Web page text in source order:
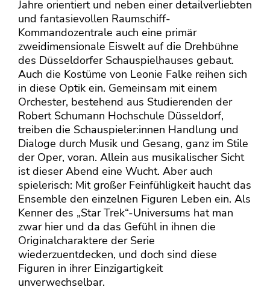
Jahre orientiert und neben einer detailverliebten
und fantasievollen Raumschiff-
Kommandozentrale auch eine primär
zweidimensionale Eiswelt auf die Drehbühne
des Düsseldorfer Schauspielhauses gebaut.
Auch die Kostüme von Leonie Falke reihen sich
in diese Optik ein. Gemeinsam mit einem
Orchester, bestehend aus Studierenden der
Robert Schumann Hochschule Düsseldorf,
treiben die Schauspieler:innen Handlung und
Dialoge durch Musik und Gesang, ganz im Stile
der Oper, voran. Allein aus musikalischer Sicht
ist dieser Abend eine Wucht. Aber auch
spielerisch: Mit großer Feinfühligkeit haucht das
Ensemble den einzelnen Figuren Leben ein. Als
Kenner des „Star Trek“-Universums hat man
zwar hier und da das Gefühl in ihnen die
Originalcharaktere der Serie
wiederzuentdecken, und doch sind diese
Figuren in ihrer Einzigartigkeit
unverwechselbar.